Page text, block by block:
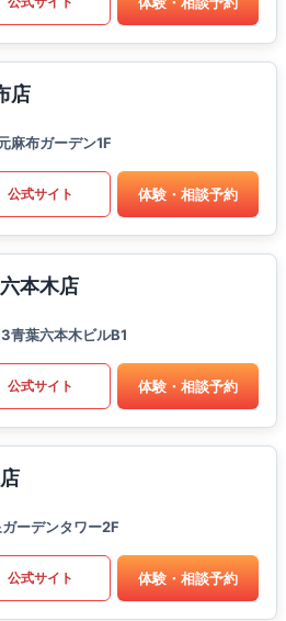
店
麻布ガーデン1F
公式サイト 体験・相談予約
本木店
青葉六本木ビルB1
公式サイト 体験・相談予約
ーデンタワー2F
公式サイト 体験・相談予約